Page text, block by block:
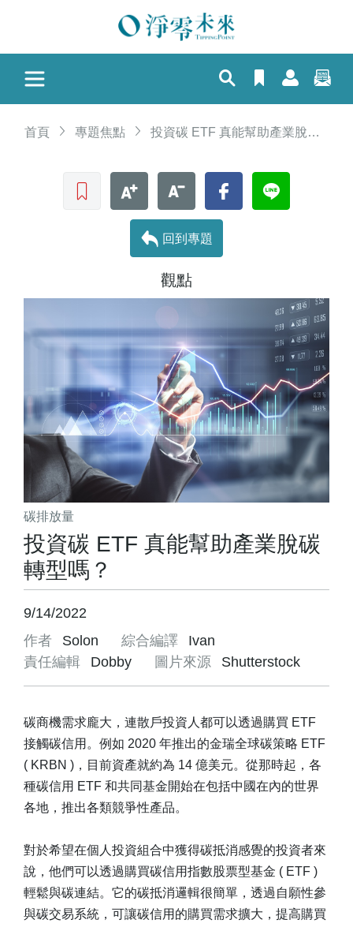
首頁 專題焦點 投資碳 ETF 真能幫助產業脫碳轉型嗎？
收藏文章 文字加大 文字縮小 Facebook
回到專題
觀點
碳排放量
投資碳 ETF 真能幫助產業脫碳
轉型嗎？
9/14/2022
作者
Solon 綜合編譯
Ivan
責任編輯
Dobby 圖片來源 Shutterstock
碳商機需求龐大，連散戶投資人都可以透過購買 ETF
接觸碳信用。例如 2020 年推出的金瑞全球碳策略 ETF
( KRBN )，目前資產就約為 14 億美元。從那時起，各
種碳信用 ETF 和共同基金開始在包括中國在內的世界
各地，推出各類競爭性產品。
對於希望在個人投資組合中獲得碳抵消感覺的投資者來
說，他們可以透過購買碳信用指數股票型基金 ( ETF )
輕鬆與碳連結。它的碳抵消邏輯很簡單，透過自願性參
與碳交易系統，可讓碳信用的購買需求擴大，提高購買